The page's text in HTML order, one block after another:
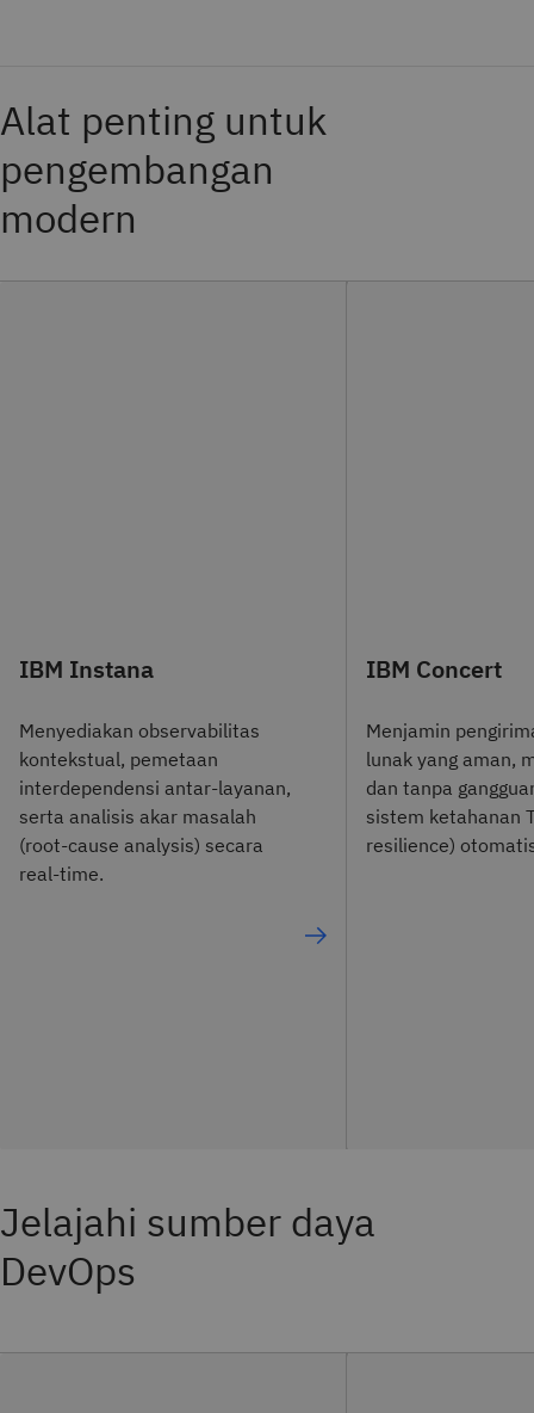
Alat penting untuk
pengembangan
modern
IBM Instana
Menyediakan observabilitas
kontekstual, pemetaan
interdependensi antar-layanan,
serta analisis akar masalah
(root-cause analysis) secara
real-time.
IBM Concert
Menjamin
lunak yang aman,
dan tanpa
sistem ketahanan
resilience)
Jelajahi sumber daya
DevOps